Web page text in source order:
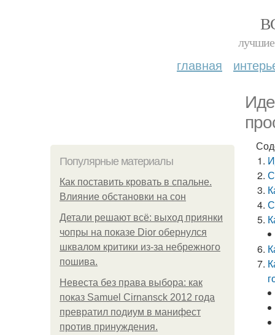
лучшие
главная
Популярные материалы
Как поставить кровать в спальне.
Влияние обстановки на сон
Детали решают всё: выход приянки
чопры на показе Dior обернулся
шквалом критики из-за небрежного
пошива.
Невеста без права выбора: как
показ Samuel Cirnansck 2012 года
превратил подиум в манифест
против принуждения.